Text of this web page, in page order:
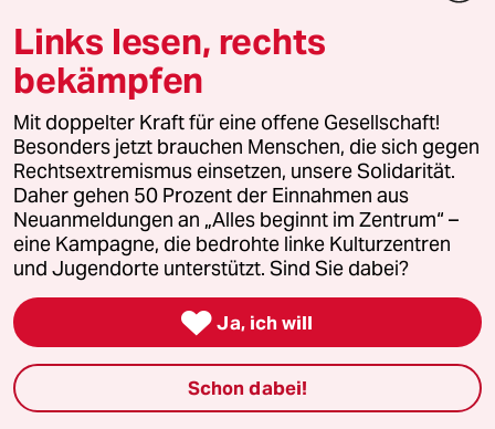
@Reinhold Schramm
Danke für die klaren Worte -
Das - und das - 9. November
&das dann Folgende -
ist die Folie -
vor der das Weitere
gelesen werden muß -
no way out!
Auch wenn die DDR vor allem
&die Wendeverlierer doppelt
NAZI-Deutschland&WK II
bezahlt haben -
Links lesen, rechts
bekämpfen
Mit doppelter Kraft für eine offene Gesellschaft!
Besonders jetzt brauchen Menschen, die sich gegen
Rechtsextremismus einsetzen, unsere Solidarität.
Daher gehen 50 Prozent der Einnahmen aus
Neuanmeldungen an „Alles beginnt im Zentrum“ –
eine Kampagne, die bedrohte linke Kulturzentren
und Jugendorte unterstützt. Sind Sie dabei?
 Ja, ich will
Schon dabei!